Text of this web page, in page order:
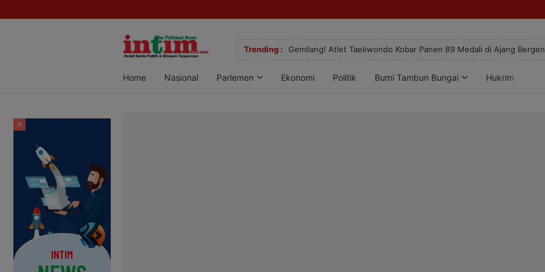
Trending :
Sabu di Pangkalan Bun, Dua Pelaku Diamankan Gemilang! Atlet Taekwondo Kobar Panen 89 Medali di Ajang
Home Nasional Parlemen Ekonomi Politik Bumi Tambun Bungai Hukrim